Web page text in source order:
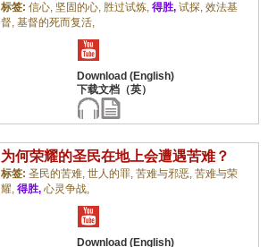
标签: 信心, 坚固的心, 胜过试炼, 得胜, 试探, 效法基
督, 基督的死而复活,
为何荣耀的圣民在地上会遭遇苦难？
标签: 圣民的苦难, 世人的罪, 苦难与邪恶, 苦难与荣
耀, 得胜, 心灵争战,